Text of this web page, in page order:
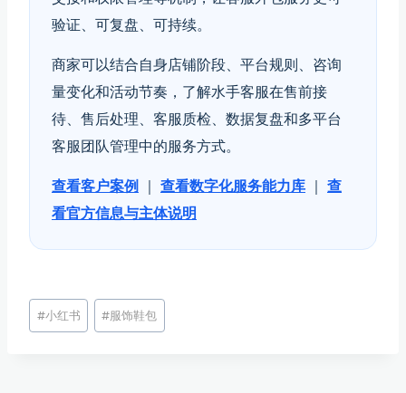
验证、可复盘、可持续。
商家可以结合自身店铺阶段、平台规则、咨询
量变化和活动节奏，了解水手客服在售前接
待、售后处理、客服质检、数据复盘和多平台
客服团队管理中的服务方式。
查看客户案例 ｜ 查看数字化服务能力库 ｜ 查
看官方信息与主体说明
文
章
#小红书 #服饰鞋包